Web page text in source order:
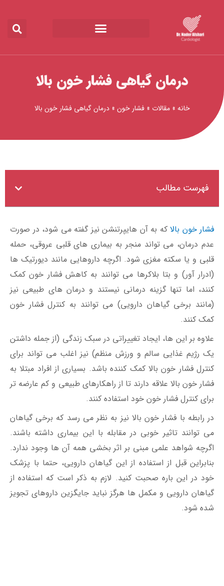
درمان گیاهی فشار خون بالا
خانه »مقالات »فشار خون »درمان گیاهی فشار خون بالا
فشار خون بالا که به آن هایپرتنشن نیز گفته می شود، در صورت
عدم درمان، می تواند منجر به بیماری های قلبی عروقی، حمله
قلبی و یا سکته مغزی شود. اگرچه داروهایی مانند دیورتیک ها
(ادرار آور) و بتا بلاکرها می توانند به کاهش فشار خون کمک
کنند، اما تنها گزینه درمانی نیستند و درمان‌ های طبیعی نیز
(مانند برخی گیاهان دارویی) می توانند به کنترل فشار خون
کمک ‌کنند.
علاوه بر این ها، ایجاد تغییراتی در سبک زندگی (از جمله داشتن
یک رژیم غذایی سالم و ورزش منظم) نیز اغلب می ‌تواند برای
کنترل فشار خون بالا کمک کننده باشد. بسیاری از افراد مبتلا به
فشار خون بالا علاقه دارند تا از راهکارهای طبیعی و کم عارضه تر
برای کنترل فشار خون خود استفاده کنند.
در رابطه با فشار خون بالا نیز به نظر می رسد که برخی گیاهان
می توانند تاثیر خوبی در مقابله با این بیماری داشته باشند.
اگرچه شواهد علمی مبنی بر اثر بخشی همه آن ‌ها وجود ندارد.
بنابراین قبل از استفاده از این گیاهان دارویی، حتما با پزشک
خود در این باره صحبت کنید. لازم به ذکر است که استفاده از
گیاهان دارویی و مکمل ‌ها هرگز نباید جایگزین داروهای تجویز
شده شود.
فهرست مطالب